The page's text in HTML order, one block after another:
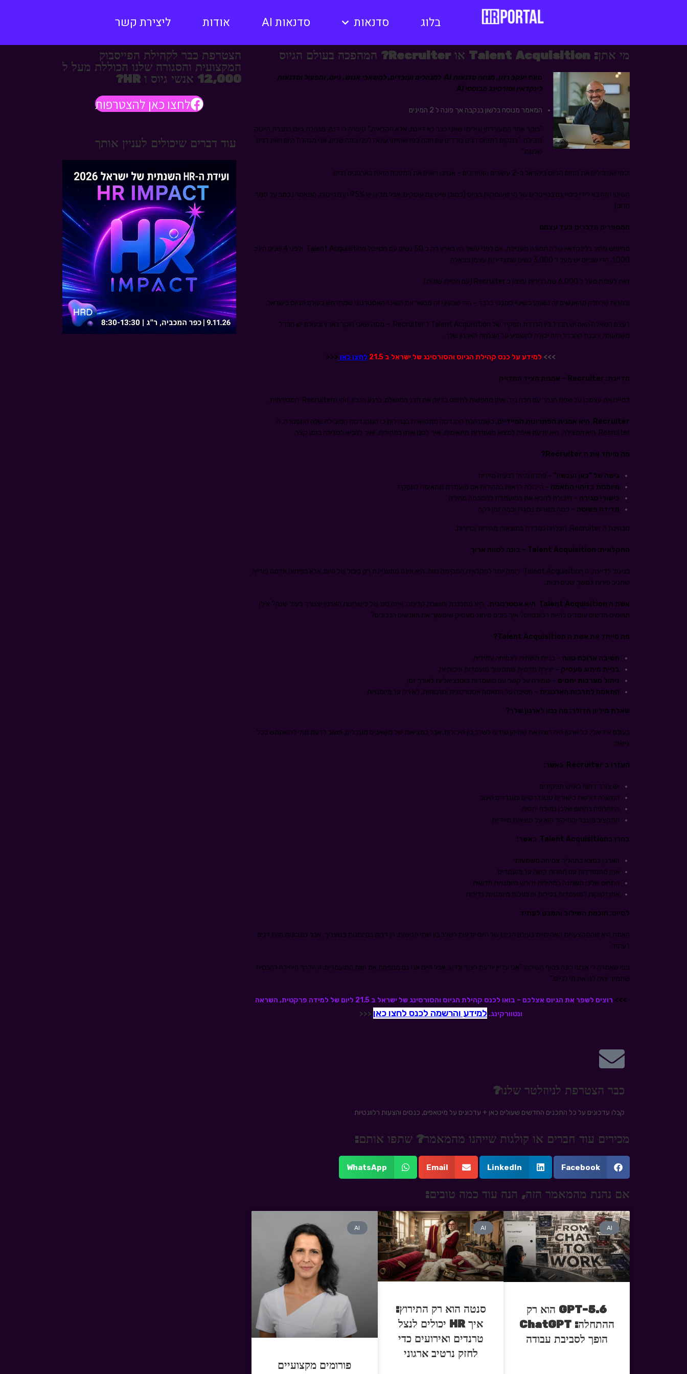
בלוג סדנאות סדנאות AI אודות ליצירת קשר
מי אתן: Talent Acquisition או Recruiter? המהפכה בעולם הגיוס
מאת
יעקב רוזן, מנחה סדנאות AI למנהלים ועובדים, למשאבי אנוש, גיוס, ותפעול וסדנאות
לינקדאין וסורסינג מבוססי AI
המאמר מנוסח בלשון בנקבה אך פונה ל 2 המינים
"בוקר אחד התעוררתי וגיליתי שאני כבר לא דייגת, אלא חקלאית," סיפרה לי דנה, מנהלת גיוס בחברת הייטק
מובילה. "במקום לתפוס דגים בודדים עם חכה כמו שהייתי עושה לפני כמה שנים, אני מנהלת היום חוות דגים
שלמה."
וכמי שמובילים את תחום הגיוס בישראל ב-2 עשורים האחרונים – אנחנו רואים את המפכה הזאת בארגונים רבים.
השינוי הזה בא לידי ביטוי גם בטייטלים של מי שעוסקות בגיוס (כמובן שיש גם עוסקים, אבל מכיוון ש 95% הן מגייסות, המאמר נכתב על סמך
הרוב)
המספרים מדברים בעד עצמם
מחיפוש מהיר בלינקדאין עולה תמונה מעניינת. אם לפני עשור היו בארץ רק כ 50 נשים עם הטייטל Talent Acquisition ולפני 4 שנים היו כ
1,000, הרי שכיום יש מעל ל 3,000 נשים שמגדירות עצמן ככאלה.
זאת לעומת מעל ל 6,000 שמגדירות עצמן כ Recruiter (עם הטיות שונות).
ולמרות שלחלק מהאנשים זה נשמע כשינוי סמנטי בלבד – הרי שבעיני זה מבשר את השינוי האסטרטגי שמתרחש בעולם הגיוס בישראל.
לעצם השאלה האם יש הבדל בין הגדרת תפקיד של Talent Acquisition ל Recruiter – ממה שאני חוקר בארץ ובעולם יש הבדל
משמעותי, והבנת ההבדל הזה יכולה להשפיע על הצלחת הארגון שלך.
>>> למידע על כנס קהילת הגיוס והסורסינג של ישראל ב 21.5 לחצו כאן <<<
הדייגת: Recruiter – אמנות הציד המדויק
דמיינו את עצמכן על שפת הנהר עם חכה ביד. אתן מחפשות לתפוס בדיוק את הדג המושלם, ברגע הנכון. זוהי הRecruiter המסורתית.
Recruiter היא אמנית הפתרונות המיידיים. כשמנהלת ההנדסה מתקשרת בבהילות כי המהנדסת המובילה שלה התפטרה, ה
Recruiter היא המצילה. היא יודעת איפה למצוא מועמדות מתאימות, איך לסנן אותן במהירות, ואיך להביא לסגירה בזמן קצר.
מה מייחד את ה Recruiter
?
גישה של "כאן ועכשיו" – פתרון מהיר לבעיה מיידית
מיומנות בזיהוי התאמה – היכולת לראות במהירות אם מועמדת מתאימה לתפקיד
כישורי סגירה – היכולת להביא את המועמדת להסכמה מהירה
מדידה פשוטה – כמה משרות נסגרו וכמה זמן לקח
מבחינת ה Recruiter, הצלחה נמדדת בתוצאות מהירות וברורות.
החקלאית: Talent Acquisition – בונה לטווח ארוך
בניגוד לדייגת, ה Talent Acquisition דומה יותר לחקלאית המקימה חווה. היא אינה מתעניינת רק ביבול של היום, אלא בפיתוח אדמה פורייה
שתניב פירות למשך שנים רבות.
אשת ה Talent Acquisition היא אסטרטגית. היא מתכננת וחושבת קדימה: איזה סוג של כישרונות הארגון יצטרך בעוד שנה? אילו
תחומים חדשים עומדים להיות רלוונטיים? איך בונים מיתוג מעסיק שימשוך את האנשים הנכונים?
מה מייחד את אשת ה Talent Acquisition
?
חשיבה ארוכת טווח – בניית תשתית לצמיחה עתידית
בניית מיתוג מעסיק – יצירת תדמית שתמשוך מועמדות איכותיות
ניהול מערכות יחסים – שמירה על קשר עם מועמדות פוטנציאליות לאורך זמן
התאמה לתרבות הארגונית – חשיבה על התאמה אסטרטגית ותרבותית, לא רק על מיומנויות
שאלת מיליון הדולר: מה נכון לארגון שלך?
בעולם אידיאלי, כל ארגון היה רוצה את שתיהן שידעו לשלב בין היכולות. אבל במציאות של משאבים מוגבלים, חשוב לדעת מתי להשתמש בכל
גישה:
העזרו ב Recruiter כאשר:
יש צורך דחוף לאייש תפקידים
המשרה דורשת כישורים סטנדרטיים ומוגדרים היטב
התחלופה בתחום שלכן נמוכה יחסית
התקציב מוגבל והמיקוד הוא על תוצאות מיידיות
בחרו בTalent Acquisition כאשר:
הארגון נמצא בתהליך צמיחה משמעותי
אתן מתמודדות עם תחרות קשה על מועמדים
התחום שלכן משתנה במהירות ודורש מיומנויות חדשות
אתן זקוקות למועמדות בכירות או בעלות מיומנויות נדירות
לסיום: חוכמת השילוב והמבט לעתיד
האמת היא שהמקצעויות האמיתיות בעולם הגיוס של היום יודעות לשלב בין שתי הגישות. הן דגות במיומנות כשצריך, אבל גם בונות חוות דגים
לעתיד.
כפי שאמרה לי אותה רונה בסוף השיחה: "אני עדיין יודעת לצוד ולדוג, אבל היום אני גם מטפחת את חוות המועמדים. זו הדרך היחידה להבטיח
שתמיד יהיה לנו את מי לגייס."
>>>
רוצים לשפר את הגיוס אצלכם – בואו לכנס קהילת הגיוס והסורסינג של ישראל ב 21.5 ליום של למידה פרקטית, השראה
ונטוורקינג. למידע והרשמה לכנס לחצו כאן <<<
כבר הצטרפת לניוזלטר שלנו?
קבלו עדכונים על כל התכנים החדשים שעולים כאן + עדכונים על מיטאפים, כנסים והצעות רלוונטיות
מכירים עוד חברים או קולגות שייהנו מהמאמר? שתפו אותם:
Facebook
LinkedIn
Email
WhatsApp
אם נהנת מהמאמר הזה, הנה עוד כמה טובים:
AI
GPT-5.6 הוא רק
ההתחלה: ChatGPT
הופך לסביבת עבודה
AI
סנטה הוא רק התירוץ:
איך HR יכולים לנצל
טרנדים ואירועים כדי
לחזק נרטיב ארגוני
AI
פורומים מקצועיים
הצטרפת כבר לקהילת הפייסבוק
המקצועית והסגורה שלנו הכוללת מעל ל
12,000 אנשי גיוס ו HR?
לחצו כאן להצטרפות
עוד דברים שיכולים לעניין אותך